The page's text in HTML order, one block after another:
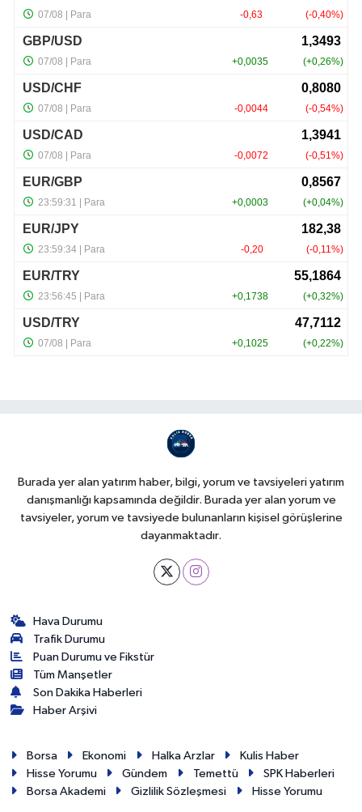
Burada yer alan yatırım haber, bilgi, yorum ve tavsiyeleri yatırım
danışmanlığı kapsamında değildir. Burada yer alan yorum ve
tavsiyeler, yorum ve tavsiyede bulunanların kişisel görüşlerine
dayanmaktadır.
Hava Durumu
Trafik Durumu
Puan Durumu ve Fikstür
Tüm Manşetler
Son Dakika Haberleri
Haber Arşivi
Borsa Ekonomi Halka Arzlar
Kulis Haber
Hisse Yorumu
Gündem Temettü
SPK Haberleri
Borsa Akademi
Gizlilik Sözleşmesi Hisse Yorumu